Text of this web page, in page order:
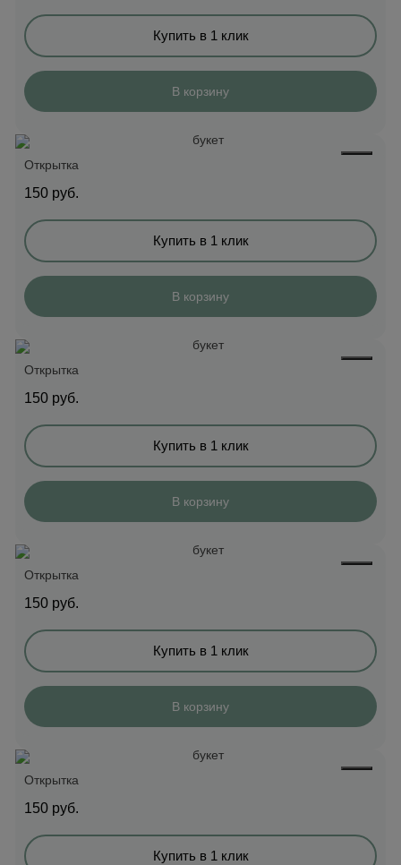
Купить в 1 клик
В корзину
Открытка
150 руб.
Купить в 1 клик
В корзину
Открытка
150 руб.
Купить в 1 клик
В корзину
Открытка
150 руб.
Купить в 1 клик
В корзину
Открытка
150 руб.
Купить в 1 клик